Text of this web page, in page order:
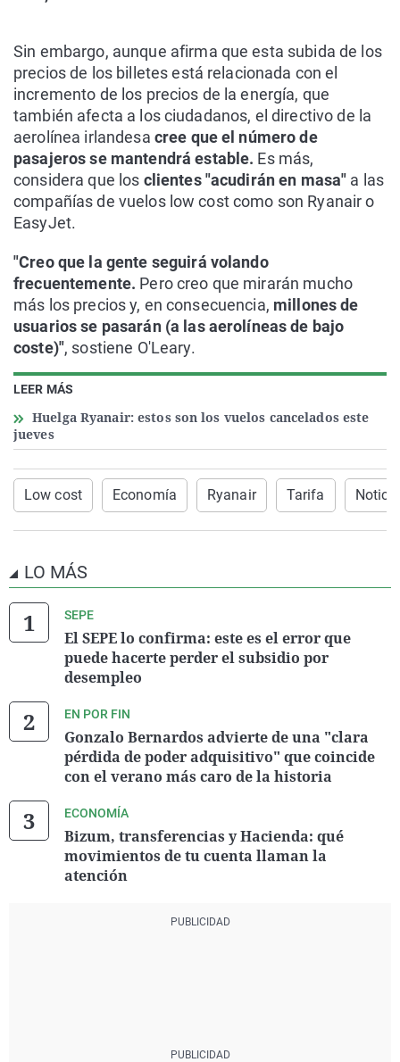
LEER MÁS
Huelga Ryanair: estos son los vuelos cancelados este
jueves
Sin embargo, aunque afirma que esta subida de los
precios de los billetes está relacionada con el
incremento de los precios de la energía, que
también afecta a los ciudadanos, el directivo de la
aerolínea irlandesa cree que el número de
pasajeros se mantendrá estable. Es más,
considera que los clientes "acudirán en masa" a las
compañías de vuelos low cost como son Ryanair o
EasyJet.
"Creo que la gente seguirá volando
frecuentemente. Pero creo que mirarán mucho
más los precios y, en consecuencia, millones de
usuarios se pasarán (a las aerolíneas de bajo
coste)", sostiene O'Leary.
Low cost Economía Ryanair Tarifa
LO MÁS
SEPE
El SEPE lo confirma: este es el error que
puede hacerte perder el subsidio por
desempleo
EN POR FIN
Gonzalo Bernardos advierte de una "clara
pérdida de poder adquisitivo" que coincide
con el verano más caro de la historia
ECONOMÍA
Bizum, transferencias y Hacienda: qué
movimientos de tu cuenta llaman la
atención